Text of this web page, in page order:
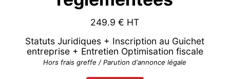
249.9 € HT
Statuts Juridiques + Inscription au Guichet
entreprise + Entretien Optimisation fiscale
Hors frais greffe / Parution d'annonce légale